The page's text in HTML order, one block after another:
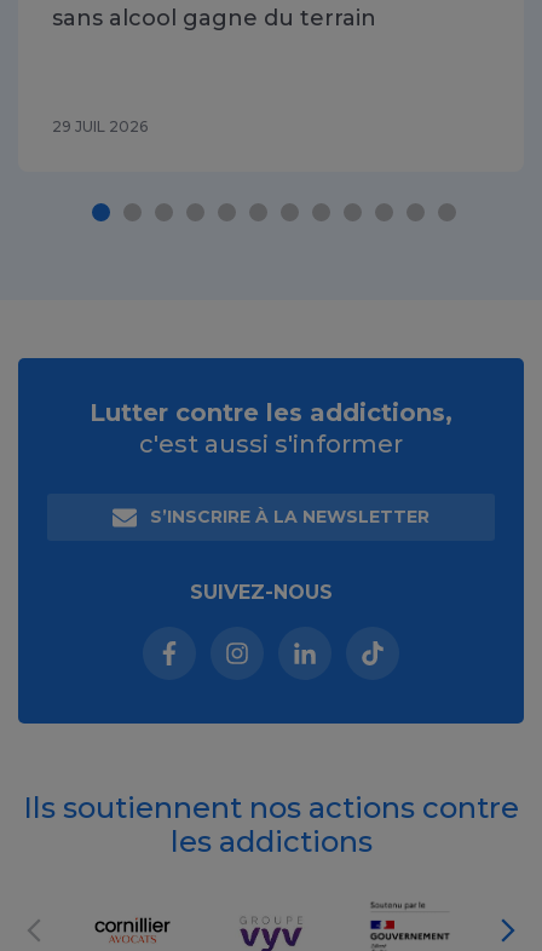
sans alcool gagne du terrain
29 JUIL 2026
Lutter contre les addictions,
c'est aussi s'informer
S’INSCRIRE À LA NEWSLETTER
SUIVEZ-NOUS
Facebook (nouvelle fenêtre)
Instagram (nouvelle fenêtre)
Linkedin (nouvelle
Tiktok (nouvelle
Ils soutiennent nos actions contre
les addictions